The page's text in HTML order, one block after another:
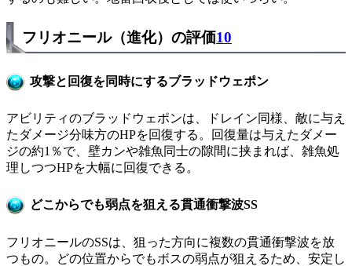
フリオニール（進化）の評価10
攻撃と回復を同時にするブラッドウェポン
アビリティのブラッドウェポンは、ドレイン同様、敵に与え
たダメージ分味方のHPを回復する。回復量は与えたダメー
ジの約1％で、壁カンや雑魚同士の隙間に挟まれば、雑魚処
理しつつHPを大幅に回復できる。
どこからでも弱点を狙える貫通衝撃波SS
フリオニールのSSは、狙った方向に複数の貫通衝撃波を放
つもの。どの位置からでもボスの弱点が狙えるため、安定し